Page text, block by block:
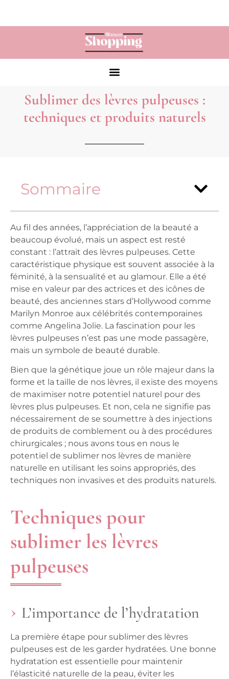
Sublimer des lèvres pulpeuses :
techniques et produits naturels
Sommaire
Au fil des années, l’appréciation de la beauté a
beaucoup évolué, mais un aspect est resté
constant : l’attrait des lèvres pulpeuses. Cette
caractéristique physique est souvent associée à la
féminité, à la sensualité et au glamour. Elle a été
mise en valeur par des actrices et des icônes de
beauté, des anciennes stars d’Hollywood comme
Marilyn Monroe aux célébrités contemporaines
comme Angelina Jolie. La fascination pour les
lèvres pulpeuses n’est pas une mode passagère,
mais un symbole de beauté durable.
Bien que la génétique joue un rôle majeur dans la
forme et la taille de nos lèvres, il existe des moyens
de maximiser notre potentiel naturel pour des
lèvres plus pulpeuses. Et non, cela ne signifie pas
nécessairement de se soumettre à des injections
de produits de comblement ou à des procédures
chirurgicales ; nous avons tous en nous le
potentiel de sublimer nos lèvres de manière
naturelle en utilisant les soins appropriés, des
techniques non invasives et des produits naturels.
Techniques pour
sublimer les lèvres
pulpeuses
L’importance de l’hydratation
La première étape pour sublimer des lèvres
pulpeuses est de les garder hydratées. Une bonne
hydratation est essentielle pour maintenir
l’élasticité naturelle de la peau, éviter les